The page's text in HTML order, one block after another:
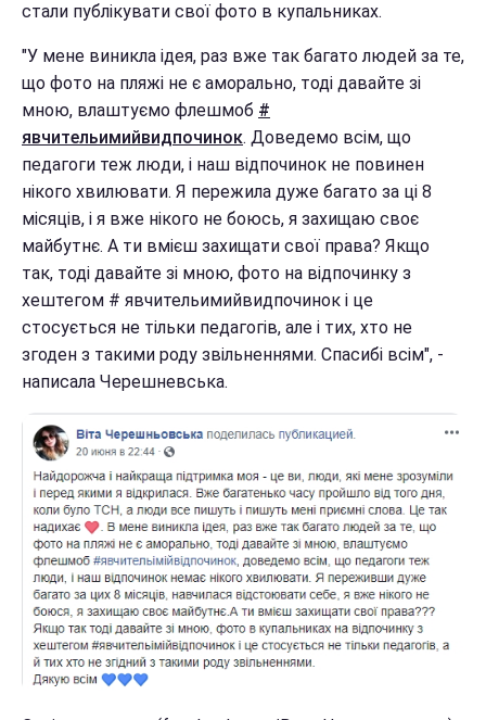
стали публікувати свої фото в купальниках.
"У мене виникла ідея, раз вже так багато людей за те,
що фото на пляжі не є аморально, тоді давайте зі
мною, влаштуємо флешмоб #
явчительимийвидпочинок. Доведемо всім, що
педагоги теж люди, і наш відпочинок не повинен
нікого хвилювати. Я пережила дуже багато за ці 8
місяців, і я вже нікого не боюсь, я захищаю своє
майбутнє. А ти вмієш захищати свої права? Якщо
так, тоді давайте зі мною, фото на відпочинку з
хештегом # явчительимийвидпочинок і це
стосується не тільки педагогів, але і тих, хто не
згоден з такими роду звільненнями. Спасибі всім", -
написала Черешневська.